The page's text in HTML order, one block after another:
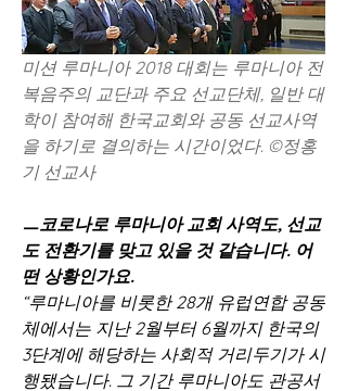
미션 루마니아 2018 대회는 루마니아 전
복음주의 교단과 주요 선교단체, 일반 대
학이 참여해 한국교회와 공동 선교사역
을 하기로 결의하는 시간이었다. ©정홍
기 선교사
ㅡ코로나로 루마니아 교회 사역도, 선교
도 전환기를 맞고 있을 것 같습니다. 어
떤 상황인가요.
“루마니아를 비롯한 28개 유럽연합 공동
체에서는 지난 2월부터 6월까지 한국의
3단계에 해당하는 사회적 거리두기가 시
행됐습니다. 그 기간 루마니아도 관공서